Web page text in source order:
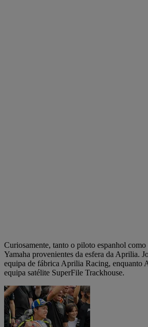
Curiosamente, tanto o piloto espanhol como
Yamaha provenientes da esfera da Aprilia.
equipa de fábrica Aprilia Racing, enquanto
equipa satélite SuperFile Trackhouse.